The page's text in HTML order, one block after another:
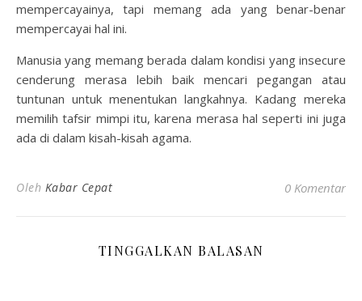
mempercayainya, tapi memang ada yang benar-benar
mempercayai hal ini.
Manusia yang memang berada dalam kondisi yang insecure
cenderung merasa lebih baik mencari pegangan atau
tuntunan untuk menentukan langkahnya. Kadang mereka
memilih tafsir mimpi itu, karena merasa hal seperti ini juga
ada di dalam kisah-kisah agama.
Oleh Kabar Cepat 0 Komentar
TINGGALKAN BALASAN